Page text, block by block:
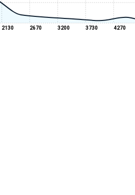
2130 2670 3200 3730 4270